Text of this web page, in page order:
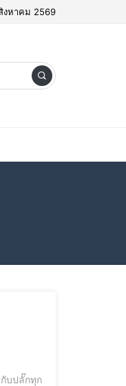
งหาคม 2569
บปลั๊กทุก